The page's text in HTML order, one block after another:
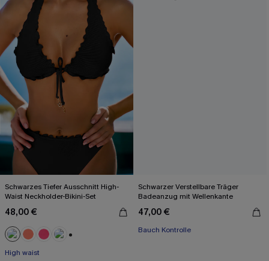
Schwarzes Tiefer Ausschnitt High-
Waist Neckholder-Bikini-Set
48,00 €
High waist
Schwarzer Verstellbare Träger
Badeanzug mit Wellenkante
47,00 €
Bauch Kontrolle